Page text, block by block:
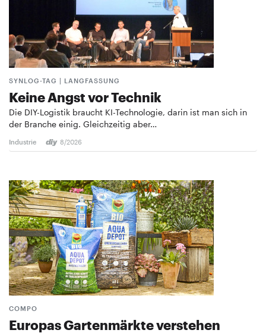
SYNLOG-TAG | LANGFASSUNG
Keine Angst vor Technik
Die DIY-Logistik braucht KI-Technologie, darin ist man sich in
der Branche einig. Gleichzeitig aber…
Industrie 8/2026
COMPO
Europas Gartenmärkte verstehen